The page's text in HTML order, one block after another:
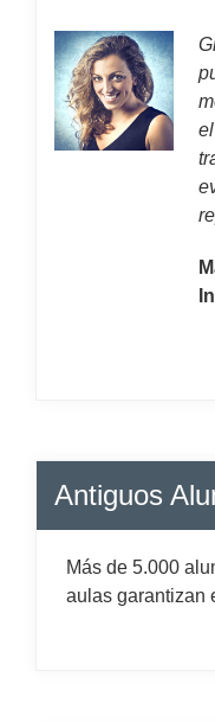
Antiguos
Más de 5.000
aulas garantizan